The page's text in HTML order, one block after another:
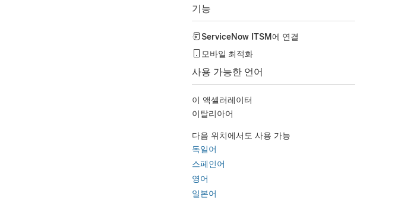
기능
ServiceNow ITSM에 연결
모바일 최적화
사용 가능한 언어
이 액셀러레이터
이탈리아어
다음 위치에서도 사용 가능
독일어
스페인어
영어
일본어